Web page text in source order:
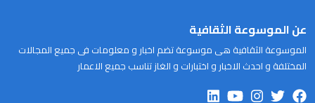
عن الموسوعة الثقافية
الموسوعة الثقافية هى موسوعة تضم اخبار و معلومات فى جميع المجالات
المختلفة و احدث الاخبار و اختبارات و الغاز تناسب جميع الاعمار